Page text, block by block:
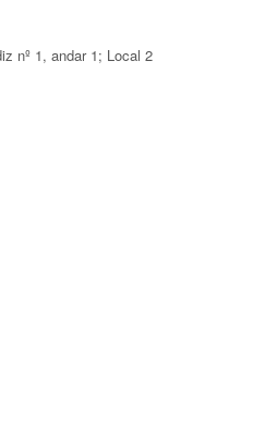
nº 1, andar 1; Local 2